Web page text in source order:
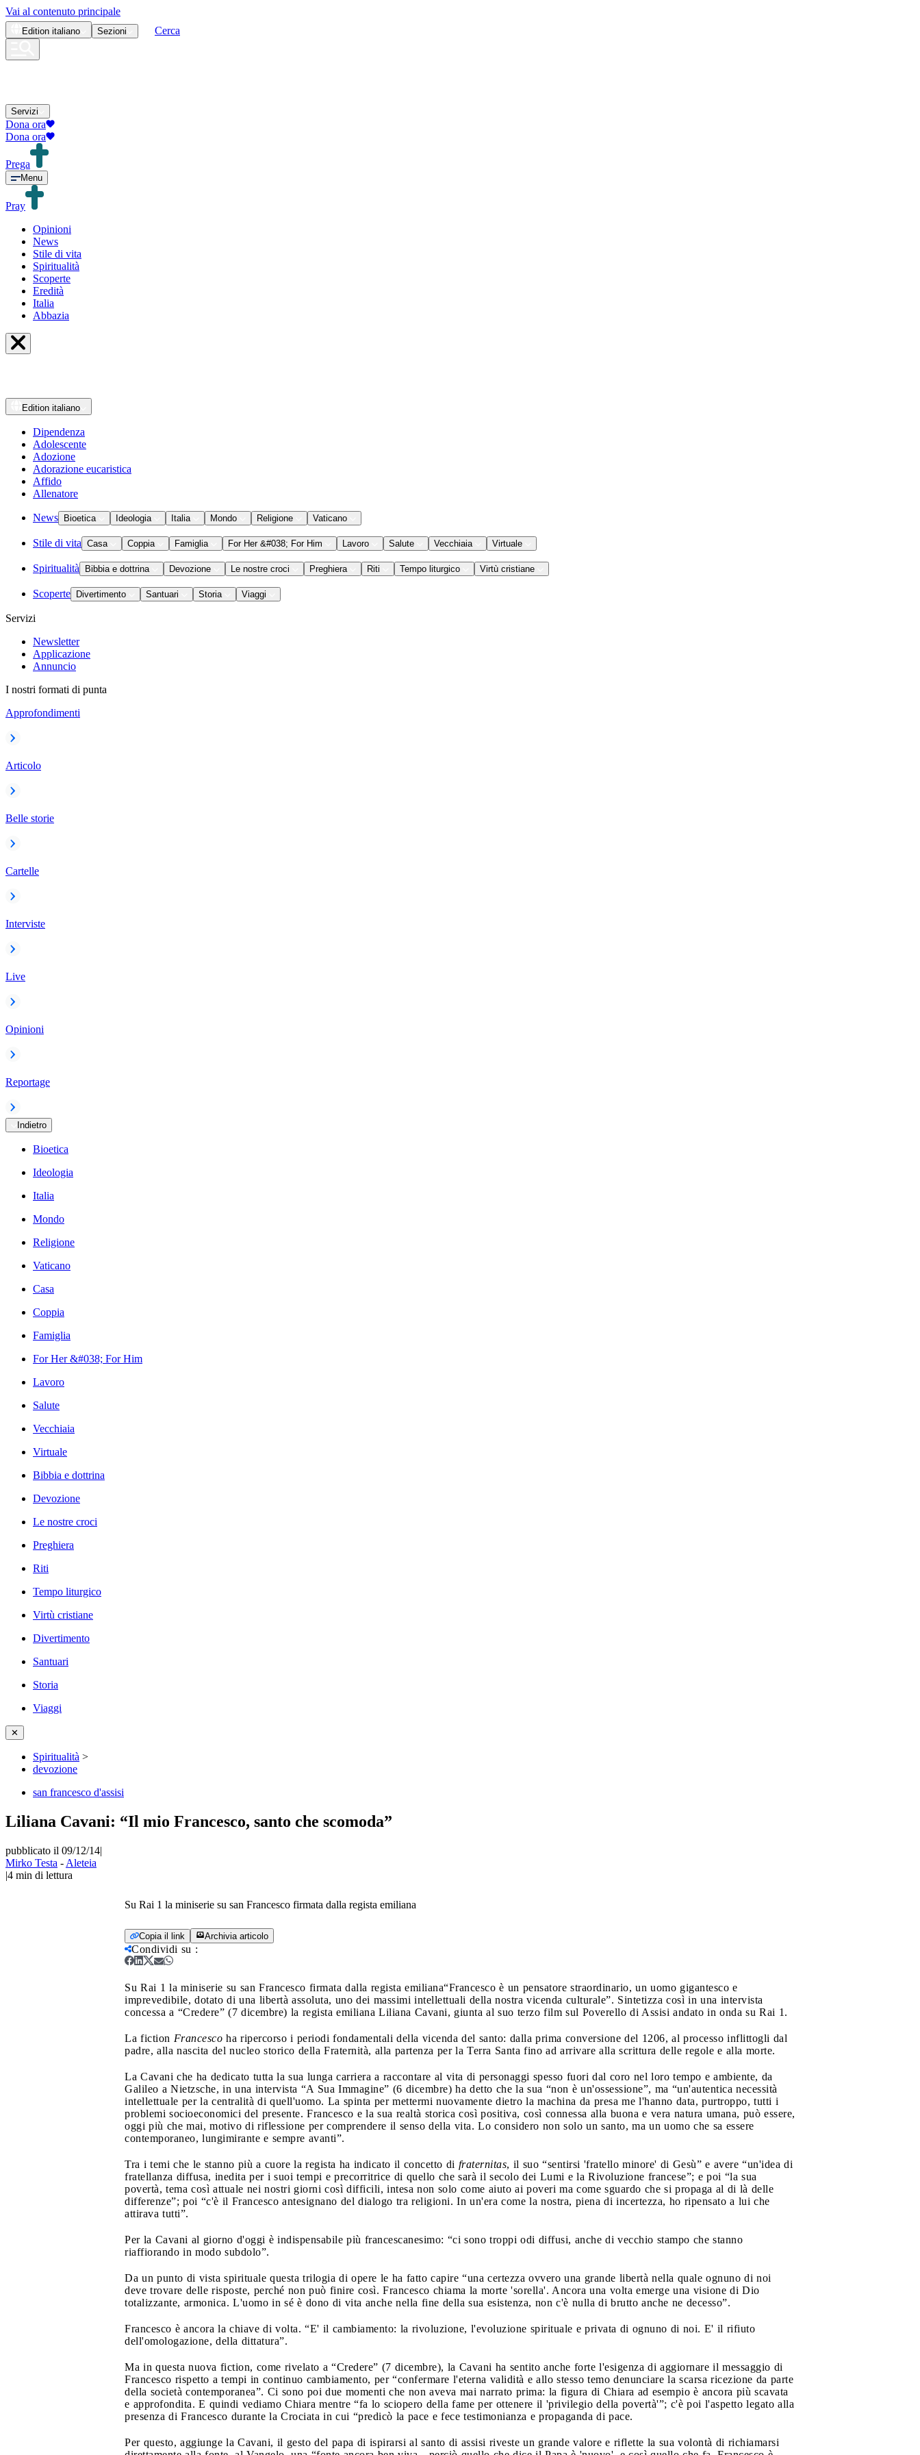
Vai al contenuto principale
Edition italiano Sezioni Cerca
Servizi
Dona ora
Dona ora
Prega
Menu
Pray
Opinioni
News
Stile di vita
Spiritualità
Scoperte
Eredità
Italia
Abbazia
Edition italiano
Dipendenza
Adolescente
Adozione
Adorazione eucaristica
Affido
Allenatore
News Bioetica Ideologia Italia Mondo Religione Vaticano
Stile di vita Casa Coppia Famiglia For Her &#038; For Him Lavoro Salute Vecchiaia Virtuale
Spiritualità Bibbia e dottrina Devozione Le nostre croci Preghiera Riti Tempo liturgico Virtù cristiane
Scoperte Divertimento Santuari Storia Viaggi
Servizi
Newsletter
Applicazione
Annuncio
I nostri formati di punta
Approfondimenti
Articolo
Belle storie
Cartelle
Interviste
Live
Opinioni
Reportage
Indietro
Bioetica
Ideologia
Italia
Mondo
Religione
Vaticano
Casa
Coppia
Famiglia
For Her &#038; For Him
Lavoro
Salute
Vecchiaia
Virtuale
Bibbia e dottrina
Devozione
Le nostre croci
Preghiera
Riti
Tempo liturgico
Virtù cristiane
Divertimento
Santuari
Storia
Viaggi
✕
Spiritualità >
devozione
san francesco d'assisi
Liliana Cavani: “Il mio Francesco, santo che scomoda”
pubblicato il 09/12/14|
Mirko Testa - Aleteia
|4 min di lettura
Su Rai 1 la miniserie su san Francesco firmata dalla regista emiliana
Copia il link Archivia articolo
Condividi su :
Su Rai 1 la miniserie su san Francesco firmata dalla regista emiliana“Francesco è un pensatore straordinario, un uomo gigantesco e
imprevedibile, dotato di una libertà assoluta, uno dei massimi intellettuali della nostra vicenda culturale”. Sintetizza così in una intervista
concessa a “Credere” (7 dicembre) la regista emiliana Liliana Cavani, giunta al suo terzo film sul Poverello di Assisi andato in onda su Rai 1.
La fiction Francesco ha ripercorso i periodi fondamentali della vicenda del santo: dalla prima conversione del 1206, al processo inflittogli dal
padre, alla nascita del nucleo storico della Fraternità, alla partenza per la Terra Santa fino ad arrivare alla scrittura delle regole e alla morte.
La Cavani che ha dedicato tutta la sua lunga carriera a raccontare al vita di personaggi spesso fuori dal coro nel loro tempo e ambiente, da
Galileo a Nietzsche, in una intervista “A Sua Immagine” (6 dicembre) ha detto che la sua “non è un'ossessione”, ma “un'autentica necessità
intellettuale per la centralità di quell'uomo. La spinta per mettermi nuovamente dietro la machina da presa me l'hanno data, purtroppo, tutti i
problemi socioeconomici del presente. Francesco e la sua realtà storica così positiva, così connessa alla buona e vera natura umana, può essere,
oggi più che mai, motivo di riflessione per comprendere il senso della vita. Lo considero non solo un santo, ma un uomo che sa essere
contemporaneo, lungimirante e sempre avanti”.
Tra i temi che le stanno più a cuore la regista ha indicato il concetto di fraternitas, il suo “sentirsi 'fratello minore' di Gesù” e avere “un'idea di
fratellanza diffusa, inedita per i suoi tempi e precorritrice di quello che sarà il secolo dei Lumi e la Rivoluzione francese”; e poi “la sua
povertà, tema così attuale nei nostri giorni così difficili, intesa non solo come aiuto ai poveri ma come sguardo che si propaga al di là delle
differenze”; poi “c'è il Francesco antesignano del dialogo tra religioni. In un'era come la nostra, piena di incertezza, ho ripensato a lui che
attirava tutti”.
Per la Cavani al giorno d'oggi è indispensabile più francescanesimo: “ci sono troppi odi diffusi, anche di vecchio stampo che stanno
riaffiorando in modo subdolo”.
Da un punto di vista spirituale questa trilogia di opere le ha fatto capire “una certezza ovvero una grande libertà nella quale ognuno di noi
deve trovare delle risposte, perché non può finire così. Francesco chiama la morte 'sorella'. Ancora una volta emerge una visione di Dio
totalizzante, armonica. L'uomo in sé è dono di vita anche nella fine della sua esistenza, non c'è nulla di brutto anche ne decesso”.
Francesco è ancora la chiave di volta. “E' il cambiamento: la rivoluzione, l'evoluzione spirituale e privata di ognuno di noi. E' il rifiuto
dell'omologazione, della dittatura”.
Ma in questa nuova fiction, come rivelato a “Credere” (7 dicembre), la Cavani ha sentito anche forte l'esigenza di aggiornare il messaggio di
Francesco rispetto a tempi in continuo cambiamento, per “confermare l'eterna validità e allo stesso temo denunciare la scarsa ricezione da parte
della società contemporanea”. Ci sono poi due momenti che non aveva mai narrato prima: la figura di Chiara ad esempio è ancora più scavata
e approfondita. E quindi vediamo Chiara mentre “fa lo sciopero della fame per ottenere il 'privilegio della povertà'”; c'è poi l'aspetto legato alla
presenza di Francesco durante la Crociata in cui “predicò la pace e fece testimonianza e propaganda di pace.
Per questo, aggiunge la Cavani, il gesto del papa di ispirarsi al santo di assisi riveste un grande valore e riflette la sua volontà di richiamarsi